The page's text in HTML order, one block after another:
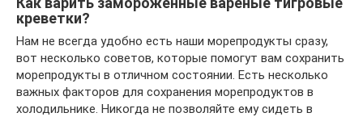
креветки?
Нам не всегда удобно есть наши морепродукты сразу,
вот несколько советов, которые помогут вам сохранить
морепродукты в отличном состоянии. Есть несколько
важных факторов для сохранения морепродуктов в
холодильнике. Никогда не позволяйте ему сидеть в